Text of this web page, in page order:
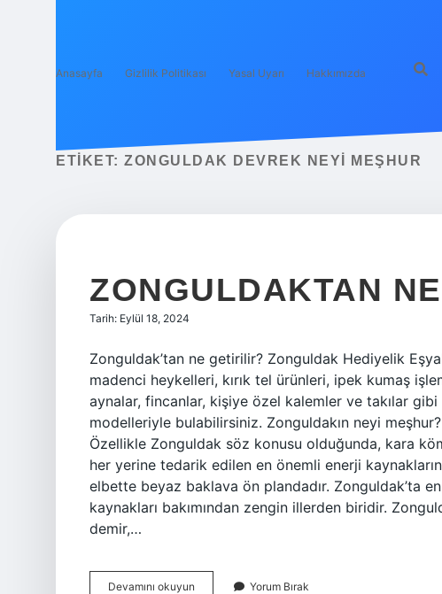
Anasayfa Gizlilik Politikası Yasal Uyarı Hakkımızda
ETIKET: ZONGULDAK DEVREK NEYI MEŞHUR
ZONGULDAKTAN
Tarih: Eylül 18, 2024
Zonguldak’tan ne getirilir? Zonguldak Hediyelik
madenci heykelleri, kırık tel ürünleri, ipek kumaş
aynalar, fincanlar, kişiye özel kalemler ve takılar
modelleriyle bulabilirsiniz. Zonguldakın neyi
Özellikle Zonguldak söz konusu olduğunda, kara
her yerine tedarik edilen en önemli enerji
elbette beyaz baklava ön plandadır. Zonguldak’ta
kaynakları bakımından zengin illerden biridir.
demir,…
Devamını okuyun ZonguldaktanYorum Bırak